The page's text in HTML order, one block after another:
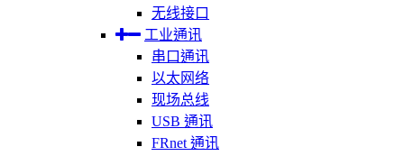
无线接口
工业通讯
串口通讯
以太网络
现场总线
USB 通讯
FRnet 通讯